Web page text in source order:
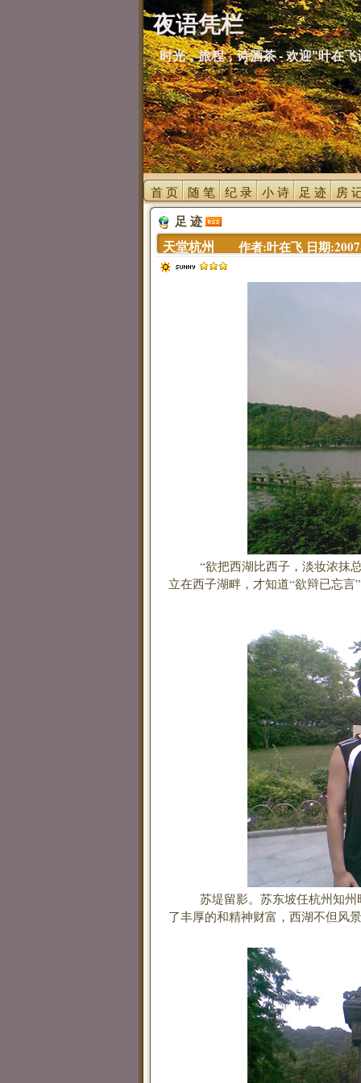
夜语凭栏
时光，旅程，诗酒茶 - 欢迎"叶在
首 页 随 笔 纪 录 小 诗 足 迹 房
足 迹
天堂杭州 作者:叶在飞 日期
“欲把西湖比西子，淡妆浓抹总
立在西子湖畔，才知道“欲辩已忘言
苏堤留影。苏东坡任杭州知州时
了丰厚的和精神财富，西湖不但风